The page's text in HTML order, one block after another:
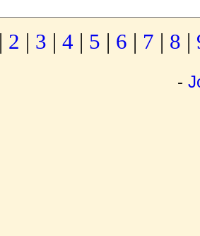
| 2 | 3 | 4 | 5 | 6 | 7 | 8 |
-